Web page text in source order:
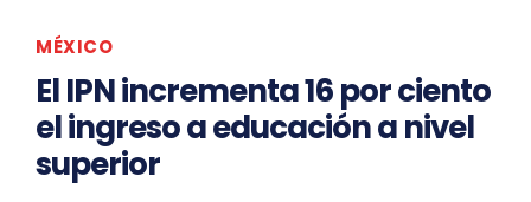
MÉXICO
El IPN incrementa 16 por ciento
el ingreso a educación a nivel
superior